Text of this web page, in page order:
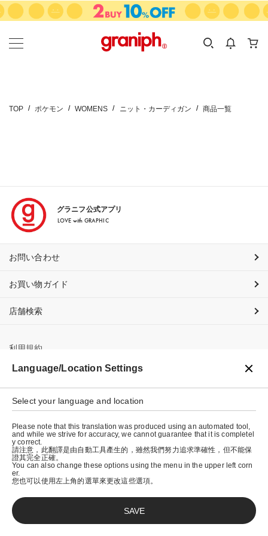
カテゴリーから探す
KIDS
カテゴリ
サイズ
TOP ポケモン WOMENS ニット・カーディガン 商品一覧
グラニフ公式アプリ
LOVE with GRAPHIC
お問い合わせ
お買い物ガイド
店舗検索
利用規約
プライバシーポリシー
特定商取引法に基づく表示
会社概要
© graniph inc.
Language/Location Settings
Select your language and location
Please note that this translation was produced using an automated tool,
and while we strive for accuracy, we cannot guarantee that it is completel
y correct.
請注意，此翻譯是由自動工具產生的，雖然我們努力追求準確性，但不能保
證其完全正確。
You can also change these options using the menu in the upper left corn
er.
您也可以使用左上角的選單來更改這些選項。
SAVE